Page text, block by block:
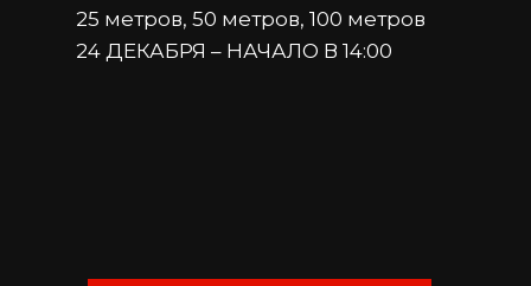
25 метров, 50 метров, 100 метров
24 ДЕКАБРЯ – НАЧАЛО В 14:00